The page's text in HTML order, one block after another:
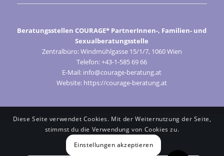
Beratungsstellen COURAGE* PartnerInnen-, Familien- und
Sexualberatungsstelle
Zentralbüro: Windmühlgasse 15/1/7, 1060 Wien
Telefon: +43-1-585 69 66
E-Mail: info@courage-beratung.at
Website: https://courage-beratung.at
Diese Seite verwendet Cookies. Mit der Weiternutzung der Seite,
stimmst du die Verwendung von Cookies zu.
Einstellungen akzeptieren